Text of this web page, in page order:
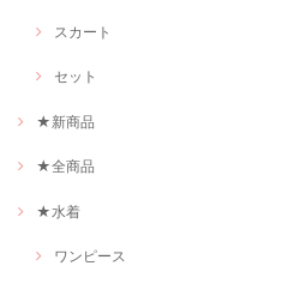
スカート
セット
★新商品
★全商品
★水着
ワンピース